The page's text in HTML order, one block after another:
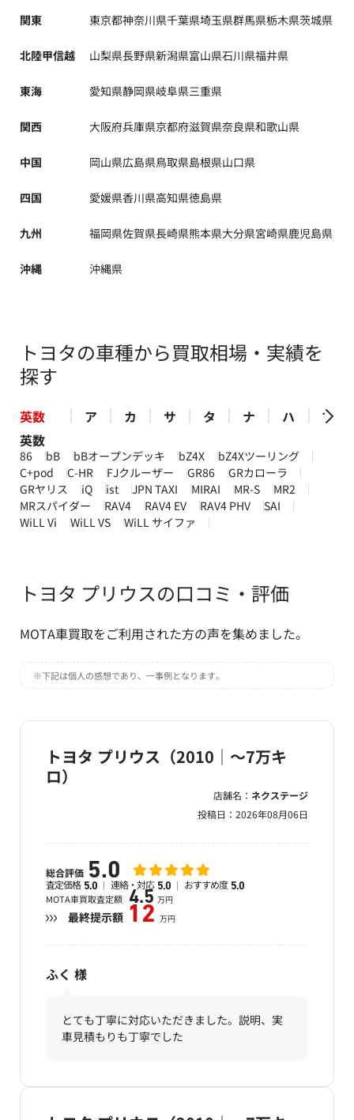
関東 東京都神奈川県千葉県埼玉県群馬県栃木県茨城県
北陸甲信越 山梨県長野県新潟県富山県石川県福井県
東海 愛知県静岡県岐阜県三重県
関西 大阪府兵庫県京都府滋賀県奈良県和歌山県
中国 岡山県広島県鳥取県島根県山口県
四国 愛媛県香川県高知県徳島県
九州 福岡県佐賀県長崎県熊本県大分県宮崎県鹿児島県
沖縄 沖縄県
トヨタの車種から買取相場・実績を
探す
英数 ア カ サ タ ナ ハ
マ
英数
86 bB bBオープンデッキ bZ4X
bZ4Xツーリング
C+pod
C-HR FJクルーザー GR86
GRカローラ
GRヤリス
iQ ist JPN TAXI MIRAI MR-S
MR2
MRスパイダー
RAV4 RAV4 EV RAV4 PHV
SAI
WiLL Vi
WiLL VS WiLL サイファ
トヨタ プリウスの口コミ・評価
MOTA車買取をご利用された方の声を集めました。
※下記は個人の感想であり、一事例となります。
トヨタ プリウス（2010｜～7万キ
ロ）
店舗名： ネクステージ
投稿日： 2026年08月06日
総合評価 5.0
査定価格 5.0 連絡・対応 5.0 おすすめ度 5.0
MOTA車買取査定額 4.5 万円
最終提示額 12 万円
ふく 様
とても丁寧に対応いただきました。説明、実
車見積もりも丁寧でした